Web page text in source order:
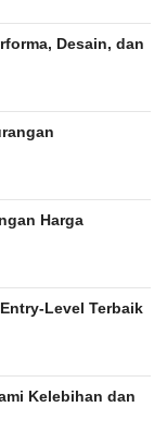
Desain, dan
Harga
Level Terbaik
Kelebihan dan